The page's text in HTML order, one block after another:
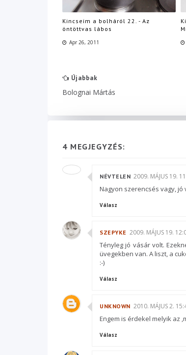
Kincseim a bolháról 22. - Az
öntöttvas lábos
Apr 26, 2011
Újabbak
Bolognai Mártás
4 MEGJEGYZÉS:
NÉVTELEN 2009. MÁJUS 19.
Nagyon szerencsés vagy, jó
Válasz
SZEPYKE 2009. MÁJUS 19.
Tényleg jó vásár volt.
üvegekben van. A liszt, a
:-)
Válasz
UNKNOWN 2010. MÁJUS 2.
Engem is érdekel melyik az
Válasz